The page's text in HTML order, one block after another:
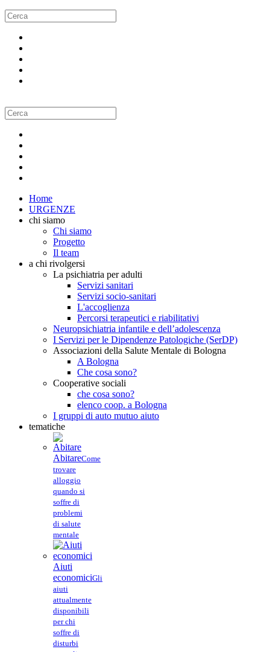
Home
URGENZE
chi siamo
Chi siamo
Progetto
Il team
a chi rivolgersi
La psichiatria per adulti
Servizi sanitari
Servizi socio-sanitari
L'accoglienza
Percorsi terapeutici e riabilitativi
Neuropsichiatria infantile e dell’adolescenza
I Servizi per le Dipendenze Patologiche (SerDP)
Associazioni della Salute Mentale di Bologna
A Bologna
Che cosa sono?
Cooperative sociali
che cosa sono?
elenco coop. a Bologna
I gruppi di auto mutuo aiuto
tematiche
AbitareCome
trovare
alloggio
quando si
soffre di
problemi
di salute
mentale
Aiuti
economiciGli
aiuti
attualmente
disponibili
per chi
soffre di
disturbi